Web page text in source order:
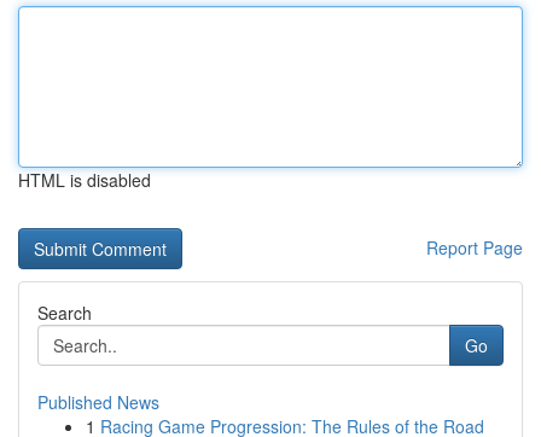
HTML is disabled
Report Page
Search
Go
Published News
1 Racing Game Progression: The Rules of the Road